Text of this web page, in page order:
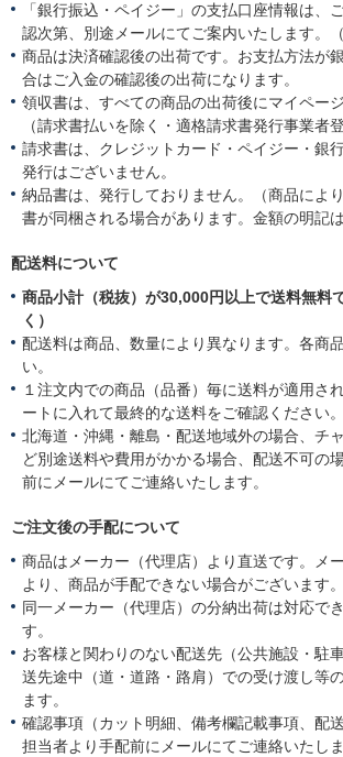
w
b
y
購
入
者
様
o
n
2
8
M
0
「銀行振込・ペイジー」の支払口座情報は、
認次第、別途メールにてご案内いたします。
商品は決済確認後の出荷です。お支払方法が
合はご入金の確認後の出荷になります。
領収書は、すべての商品の出荷後にマイペー
（請求書払いを除く・適格請求書発行事業者
請求書は、クレジットカード・ペイジー・銀
発行はございません。
納品書は、発行しておりません。（商品によ
書が同梱される場合があります。金額の明記
配送料について
商品小計（税抜）が30,000円以上で送料無料
く）
配送料は商品、数量により異なります。各商
い。
１注文内での商品（品番）毎に送料が適用さ
ートに入れて最終的な送料をご確認ください。
北海道・沖縄・離島・配送地域外の場合、チ
ど別途送料や費用がかかる場合、配送不可の
前にメールにてご連絡いたします。
ご注文後の手配について
商品はメーカー（代理店）より直送です。メ
より、商品が手配できない場合がございます。
同一メーカー（代理店）の分納出荷は対応で
す。
お客様と関わりのない配送先（公共施設・駐
送先途中（道・道路・路肩）での受け渡し等
ます。
確認事項（カット明細、備考欄記載事項、配
担当者より手配前にメールにてご連絡いたしま